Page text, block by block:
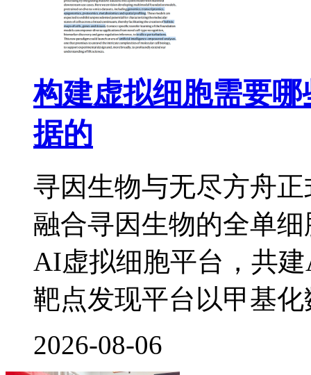
构建虚拟细胞需要
据的
寻因生物与无尽方舟
融合寻因生物的全单
AI虚拟细胞平台，共
靶点发现平台以甲基化
2026-08-06